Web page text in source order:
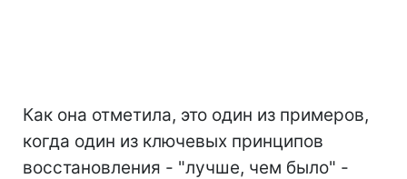
Как она отметила, это один из примеров,
когда один из ключевых принципов
восстановления - "лучше, чем было" -